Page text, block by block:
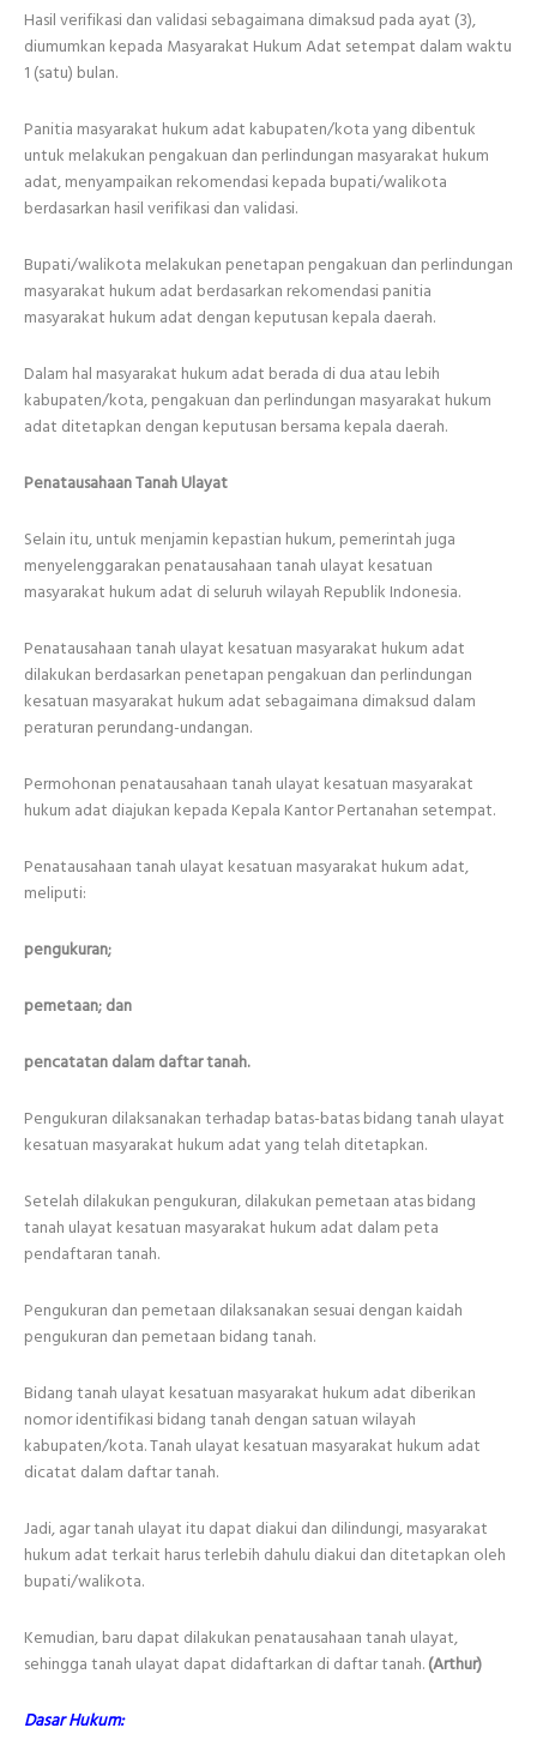
Hasil verifikasi dan validasi sebagaimana dimaksud pada ayat (3),
diumumkan kepada Masyarakat Hukum Adat setempat dalam waktu
1 (satu) bulan.
Panitia masyarakat hukum adat kabupaten/kota yang dibentuk
untuk melakukan pengakuan dan perlindungan masyarakat hukum
adat, menyampaikan rekomendasi kepada bupati/walikota
berdasarkan hasil verifikasi dan validasi.
Bupati/walikota melakukan penetapan pengakuan dan perlindungan
masyarakat hukum adat berdasarkan rekomendasi panitia
masyarakat hukum adat dengan keputusan kepala daerah.
Dalam hal masyarakat hukum adat berada di dua atau lebih
kabupaten/kota, pengakuan dan perlindungan masyarakat hukum
adat ditetapkan dengan keputusan bersama kepala daerah.
Penatausahaan Tanah Ulayat
Selain itu, untuk menjamin kepastian hukum, pemerintah juga
menyelenggarakan penatausahaan tanah ulayat kesatuan
masyarakat hukum adat di seluruh wilayah Republik Indonesia.
Penatausahaan tanah ulayat kesatuan masyarakat hukum adat
dilakukan berdasarkan penetapan pengakuan dan perlindungan
kesatuan masyarakat hukum adat sebagaimana dimaksud dalam
peraturan perundang-undangan.
Permohonan penatausahaan tanah ulayat kesatuan masyarakat
hukum adat diajukan kepada Kepala Kantor Pertanahan setempat.
Penatausahaan tanah ulayat kesatuan masyarakat hukum adat,
meliputi:
pengukuran;
pemetaan; dan
pencatatan dalam daftar tanah.
Pengukuran dilaksanakan terhadap batas-batas bidang tanah ulayat
kesatuan masyarakat hukum adat yang telah ditetapkan.
Setelah dilakukan pengukuran, dilakukan pemetaan atas bidang
tanah ulayat kesatuan masyarakat hukum adat dalam peta
pendaftaran tanah.
Pengukuran dan pemetaan dilaksanakan sesuai dengan kaidah
pengukuran dan pemetaan bidang tanah.
Bidang tanah ulayat kesatuan masyarakat hukum adat diberikan
nomor identifikasi bidang tanah dengan satuan wilayah
kabupaten/kota. Tanah ulayat kesatuan masyarakat hukum adat
dicatat dalam daftar tanah.
Jadi, agar tanah ulayat itu dapat diakui dan dilindungi, masyarakat
hukum adat terkait harus terlebih dahulu diakui dan ditetapkan oleh
bupati/walikota.
Kemudian, baru dapat dilakukan penatausahaan tanah ulayat,
sehingga tanah ulayat dapat didaftarkan di daftar tanah.(Arthur)
Dasar Hukum: